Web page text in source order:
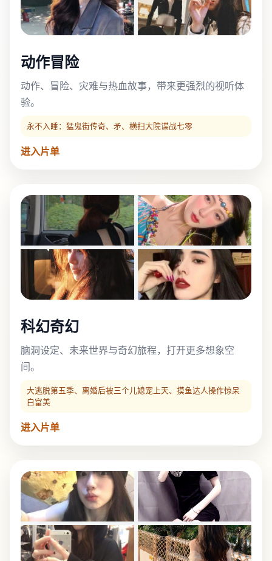
动作冒险
动作、冒险、灾难与热血故事，带来更强烈的视听体
验。
永不入睡：猛鬼街传奇、矛、横扫大院谍战七零
进入片单
科幻奇幻
脑洞设定、未来世界与奇幻旅程，打开更多想象空
间。
大逃脱第五季、离婚后被三个儿媳宠上天、摸鱼达人操作惊呆
白富美
进入片单